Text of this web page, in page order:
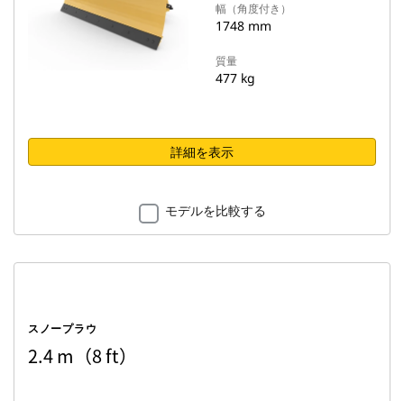
幅（角度付き）
1748 mm
質量
477 kg
詳細を表示
モデルを比較する
スノープラウ
2.4 m（8 ft）